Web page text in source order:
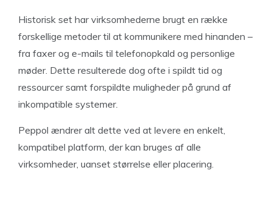
Historisk set har virksomhederne brugt en række
forskellige metoder til at kommunikere med hinanden –
fra faxer og e-mails til telefonopkald og personlige
møder. Dette resulterede dog ofte i spildt tid og
ressourcer samt forspildte muligheder på grund af
inkompatible systemer.
Peppol ændrer alt dette ved at levere en enkelt,
kompatibel platform, der kan bruges af alle
virksomheder, uanset størrelse eller placering.